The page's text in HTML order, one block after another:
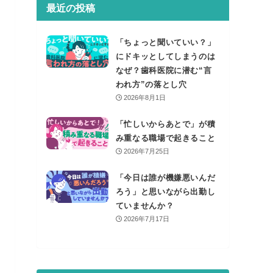
最近の投稿
「ちょっと聞いていい？」
にドキッとしてしまうのは
なぜ？歯科医院に潜む“言
われ方”の落とし穴
2026年8月1日
「忙しいからあとで」が積
み重なる職場で起きること
2026年7月25日
「今日は誰が機嫌悪いんだ
ろう」と思いながら出勤し
ていませんか？
2026年7月17日